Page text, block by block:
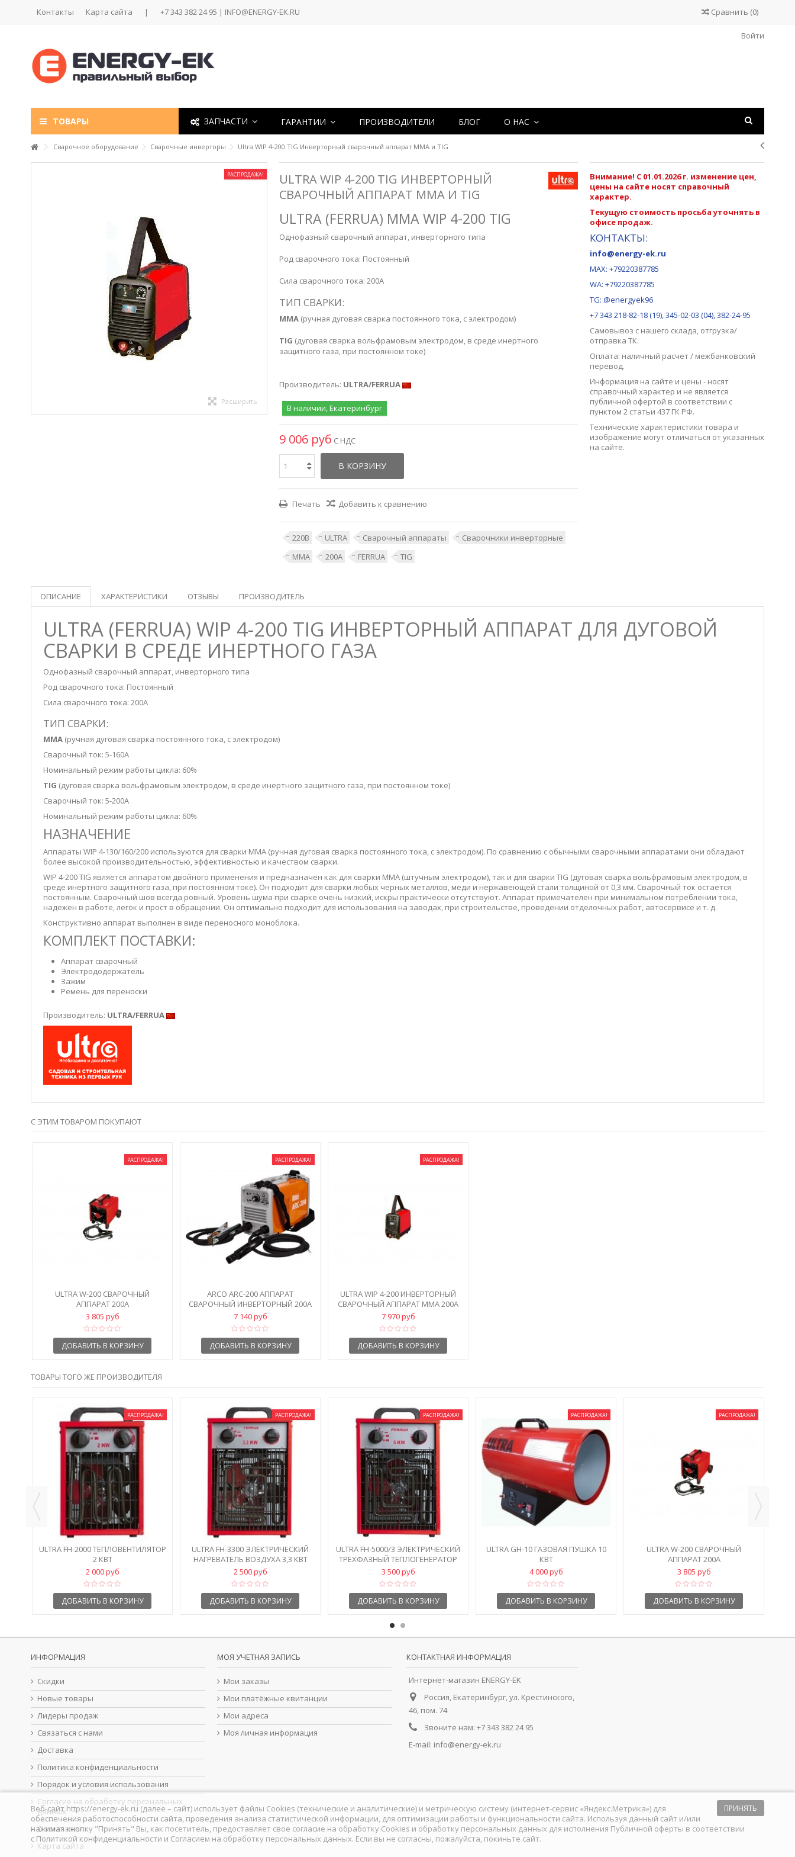
Контакты Карта сайта | +7 343 382 24 95 | INFO@ENERGY-EK.RU Сравнить (0)
Войти
ТОВАРЫ ЗАПЧАСТИ ГАРАНТИИ ПРОИЗВОДИТЕЛИ БЛОГ О НАС
Сварочное оборудование Сварочные инверторы Ultra WIP 4-200 TIG Инверторный сварочный аппарат MMA и TIG
РАСПРОДАЖА!
Расширить
ULTRA WIP 4-200 TIG ИНВЕРТОРНЫЙ
СВАРОЧНЫЙ АППАРАТ MMA И TIG
ULTRA (FERRUA) MMA WIP 4-200 TIG
Однофазный сварочный аппарат, инверторного типа
Род сварочного тока: Постоянный
Сила сварочного тока: 200А
ТИП СВАРКИ:
MMA(ручная дуговая сварка постоянного тока, с электродом)
TIG (дуговая сварка вольфрамовым электродом, в среде инертного
защитного газа, при постоянном токе)
Производитель: ULTRA/FERRUA
В наличии, Екатеринбург
9 006 руб С НДС
В КОРЗИНУ
Печать Добавить к сравнению
220В ULTRA Сварочный аппараты
Сварочники инверторные
MMA
200А FERRUA TIG
Внимание! С 01.01.2026 г. изменение цен,
цены на сайте носят справочный
характер.
Текущую стоимость просьба уточнять в
офисе продаж.
КОНТАКТЫ:
info@energy-ek.ru
MAX: +79220387785
WA: +79220387785
TG: @energyek96
+7 343 218-82-18 (19), 345-02-03 (04), 382-24-95
Самовывоз с нашего склада, отгрузка/
отправка ТК.
Оплата: наличный расчет / межбанковский
перевод.
Информация на сайте и цены - носят
справочный характер и не является
публичной офертой в соответствии с
пунктом 2 статьи 437 ГК РФ.
Технические характеристики товара и
изображение могут отличаться от указанных
на сайте.
ОПИСАНИЕ ХАРАКТЕРИСТИКИ ОТЗЫВЫ ПРОИЗВОДИТЕЛЬ
ULTRA (FERRUA) WIP 4-200 TIG ИНВЕРТОРНЫЙ АППАРАТ ДЛЯ ДУГОВОЙ
СВАРКИ В СРЕДЕ ИНЕРТНОГО ГАЗА
Однофазный сварочный аппарат, инверторного типа
Род сварочного тока: Постоянный
Сила сварочного тока: 200А
ТИП СВАРКИ:
MMA (ручная дуговая сварка постоянного тока, с электродом)
Сварочный ток: 5-160А
Номинальный режим работы цикла: 60%
TIG (дуговая сварка вольфрамовым электродом, в среде инертного защитного газа, при постоянном токе)
Сварочный ток: 5-200А
Номинальный режим работы цикла: 60%
НАЗНАЧЕНИЕ
Аппараты WIP 4-130/160/200 используются для сварки MMA (ручная дуговая сварка постоянного тока, с электродом). По сравнению с обычными сварочными аппаратами они обладают
более высокой производительностью, эффективностью и качеством сварки.
WIP 4-200 TIG является аппаратом двойного применения и предназначен как для сварки MMA (штучным электродом), так и для сварки TIG (дуговая сварка вольфрамовым электродом, в
среде инертного защитного газа, при постоянном токе). Он подходит для сварки любых черных металлов, меди и нержавеющей стали толщиной от 0,3 мм. Сварочный ток остается
постоянным. Сварочный шов всегда ровный. Уровень шума при сварке очень низкий, искры практически отсутствуют. Аппарат примечателен при минимальном потреблении тока,
надежен в работе, легок и прост в обращении. Он оптимально подходит для использования на заводах, при строительстве, проведении отделочных работ, автосервисе и т. д.
Конструктивно аппарат выполнен в виде переносного моноблока.
КОМПЛЕКТ ПОСТАВКИ:
Аппарат сварочный
Электрододержатель
Зажим
Ремень для переноски
Производитель: ULTRA/FERRUA
С ЭТИМ ТОВАРОМ ПОКУПАЮТ
РАСПРОДАЖА!
ULTRA W-200 СВАРОЧНЫЙ
АППАРАТ 200А
3 805 руб
ДОБАВИТЬ В КОРЗИНУ
РАСПРОДАЖА!
ARCO ARC-200 АППАРАТ
СВАРОЧНЫЙ ИНВЕРТОРНЫЙ 200А
7 140 руб
ДОБАВИТЬ В КОРЗИНУ
РАСПРОДАЖА!
ULTRA WIP 4-200 ИНВЕРТОРНЫЙ
СВАРОЧНЫЙ АППАРАТ MMA 200А
7 970 руб
ДОБАВИТЬ В КОРЗИНУ
ТОВАРЫ ТОГО ЖЕ ПРОИЗВОДИТЕЛЯ
РАСПРОДАЖА!
ULTRA FH-2000 ТЕПЛОВЕНТИЛЯТОР
2 КВТ
2 000 руб
ДОБАВИТЬ В КОРЗИНУ
РАСПРОДАЖА!
ULTRA FH-3300 ЭЛЕКТРИЧЕСКИЙ
НАГРЕВАТЕЛЬ ВОЗДУХА 3,3 КВТ
2 500 руб
ДОБАВИТЬ В КОРЗИНУ
РАСПРОДАЖА!
ULTRA FH-5000/3 ЭЛЕКТРИЧЕСКИЙ
ТРЕХФАЗНЫЙ ТЕПЛОГЕНЕРАТОР
3 500 руб
ДОБАВИТЬ В КОРЗИНУ
РАСПРОДАЖА!
ULTRA GH-10 ГАЗОВАЯ ПУШКА 10
КВТ
4 000 руб
ДОБАВИТЬ В КОРЗИНУ
РАСПРОДАЖА!
ULTRA W-200 СВАРОЧНЫЙ
АППАРАТ 200А
3 805 руб
ДОБАВИТЬ В КОРЗИНУ
ИНФОРМАЦИЯ
Скидки
Новые товары
Лидеры продаж
Связаться с нами
Доставка
Политика конфиденциальности
Порядок и условия использования
Согласие на обработку персональных
данных
О компании
Карта сайта
МОЯ УЧЕТНАЯ ЗАПИСЬ
Мои заказы
Мои платёжные квитанции
Мои адреса
Моя личная информация
КОНТАКТНАЯ ИНФОРМАЦИЯ
Интернет-магазин ENERGY-EK
Россия, Екатеринбург, ул. Крестинского,
46, пом. 74
Звоните нам: +7 343 382 24 95
E-mail: info@energy-ek.ru
ПРИНЯТЬ
Веб-сайт https://energy-ek.ru (далее – сайт) использует файлы Cookies (технические и аналитические) и метрическую систему (интернет-сервис «Яндекс.Метрика») для
обеспечения работоспособности сайта, проведения анализа статистической информации, для оптимизации работы и функциональности сайта. Используя данный сайт и/или
нажимая кнопку "Принять" Вы, как посетитель, предоставляет свое согласие на обработку Сookies и обработку персональных данных для исполнения Публичной оферты в соответствии
сПолитикой конфиденциальности и Согласием на обработку персональных данных. Если вы не согласны, пожалуйста, покиньте сайт.